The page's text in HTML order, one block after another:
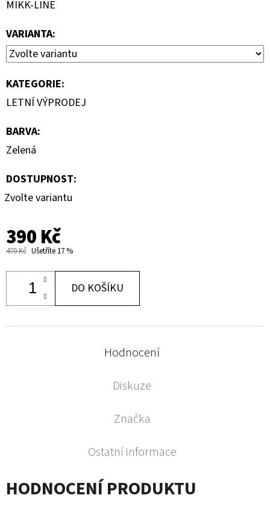
MIKK-LINE
VARIANTA:
KATEGORIE:
LETNÍ VÝPRODEJ
BARVA:
Zelená
DOSTUPNOST:
Zvolte variantu
390 Kč
470 Kč Ušetříte 17 %
DO KOŠÍKU
Hodnocení
Diskuze
Značka
Ostatní informace
HODNOCENÍ PRODUKTU